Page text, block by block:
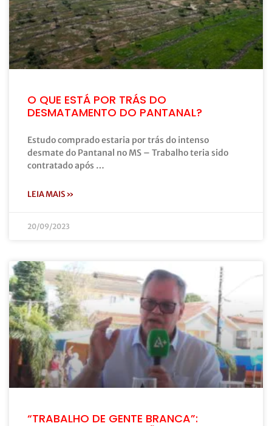
O QUE ESTÁ POR TRÁS DO
DESMATAMENTO DO PANTANAL?
Estudo comprado estaria por trás do intenso
desmate do Pantanal no MS – Trabalho teria sido
contratado após …
LEIA MAIS »
20/09/2023
“TRABALHO DE GENTE BRANCA”: